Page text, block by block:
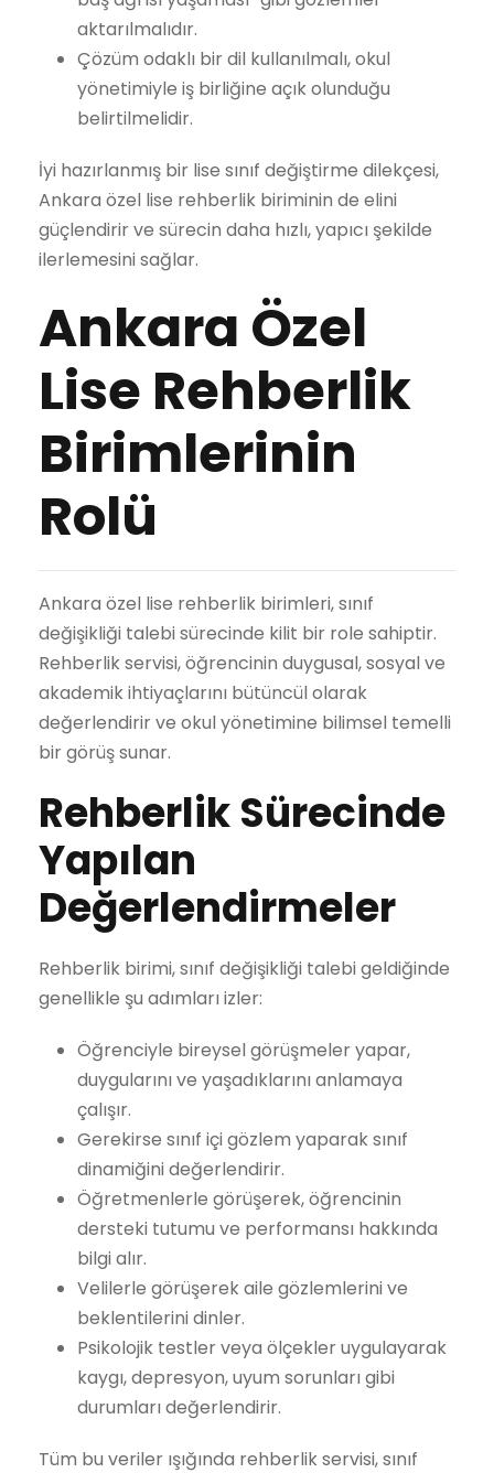
aktarılmalıdır.
Çözüm odaklı bir dil kullanılmalı, okul
yönetimiyle iş birliğine açık olunduğu
belirtilmelidir.
İyi hazırlanmış bir lise sınıf değiştirme dilekçesi,
Ankara özel lise rehberlik biriminin de elini
güçlendirir ve sürecin daha hızlı, yapıcı şekilde
ilerlemesini sağlar.
Ankara Özel
Lise Rehberlik
Birimlerinin
Rolü
Ankara özel lise rehberlik birimleri, sınıf
değişikliği talebi sürecinde kilit bir role sahiptir.
Rehberlik servisi, öğrencinin duygusal, sosyal ve
akademik ihtiyaçlarını bütüncül olarak
değerlendirir ve okul yönetimine bilimsel temelli
bir görüş sunar.
Rehberlik Sürecinde
Yapılan
Değerlendirmeler
Rehberlik birimi, sınıf değişikliği talebi geldiğinde
genellikle şu adımları izler:
Öğrenciyle bireysel görüşmeler yapar,
duygularını ve yaşadıklarını anlamaya
çalışır.
Gerekirse sınıf içi gözlem yaparak sınıf
dinamiğini değerlendirir.
Öğretmenlerle görüşerek, öğrencinin
dersteki tutumu ve performansı hakkında
bilgi alır.
Velilerle görüşerek aile gözlemlerini ve
beklentilerini dinler.
Psikolojik testler veya ölçekler uygulayarak
kaygı, depresyon, uyum sorunları gibi
durumları değerlendirir.
Tüm bu veriler ışığında rehberlik servisi, sınıf